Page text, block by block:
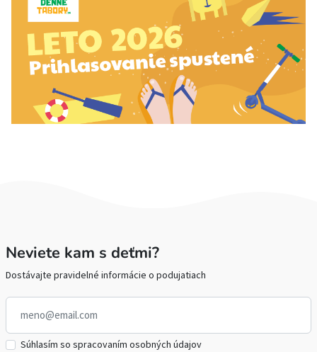
Neviete kam s deťmi?
Dostávajte pravidelné informácie o podujatiach
Súhlasím so spracovaním osobných údajov